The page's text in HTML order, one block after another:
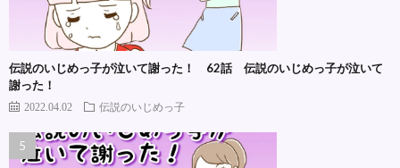
伝説のいじめっ子が泣いて謝った！ 62話 伝説のいじめっ子が泣いて
謝った！
2022.04.02 伝説のいじめっ子